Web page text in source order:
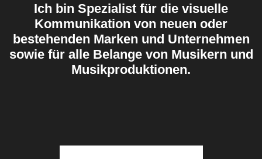
Ich bin Spezialist für die visuelle
Kommunikation von neuen oder
bestehenden Marken und Unternehmen
sowie für alle Belange von Musikern und
Musikproduktionen.